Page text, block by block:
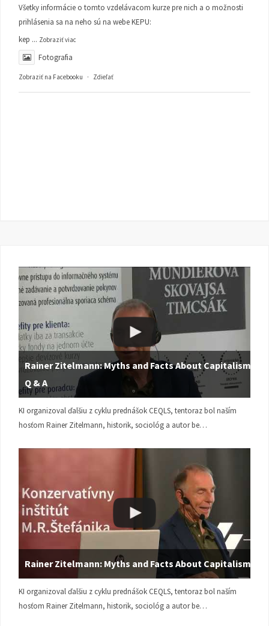
Všetky informácie o tomto vzdelávacom kurze pre nich a o možnosti
prihlásenia sa na neho sú na webe KEPU:
kep ... Zobraziť viac
Fotografia
Zobraziť na Facebooku · Zdieľať
Rainer Zitelmann: Myths and Facts About Capitalism |
Q & A
KI organizoval ďalšiu z cyklu prednášok CEQLS, tentoraz bol naším
hosťom Rainer Zitelmann, historik, sociológ a autor be…
Rainer Zitelmann: Myths and Facts About Capitalism
KI organizoval ďalšiu z cyklu prednášok CEQLS, tentoraz bol naším
hosťom Rainer Zitelmann, historik, sociológ a autor be…